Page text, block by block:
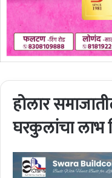
होलार
घरकुलांचा लाभ